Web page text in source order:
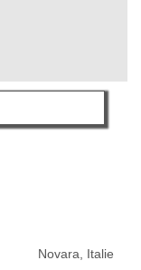
Novara, Italie